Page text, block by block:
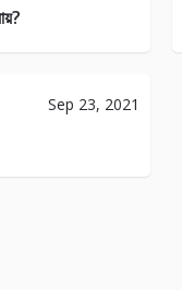
Sep 23, 2021